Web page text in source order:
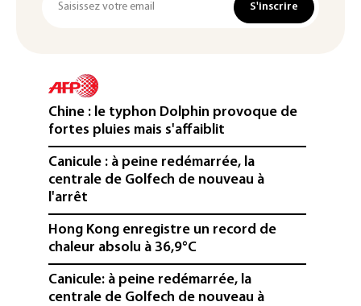
S'inscrire
Chine : le typhon Dolphin provoque de
fortes pluies mais s'affaiblit
Canicule : à peine redémarrée, la
centrale de Golfech de nouveau à
l'arrêt
Hong Kong enregistre un record de
chaleur absolu à 36,9°C
Canicule: à peine redémarrée, la
centrale de Golfech de nouveau à